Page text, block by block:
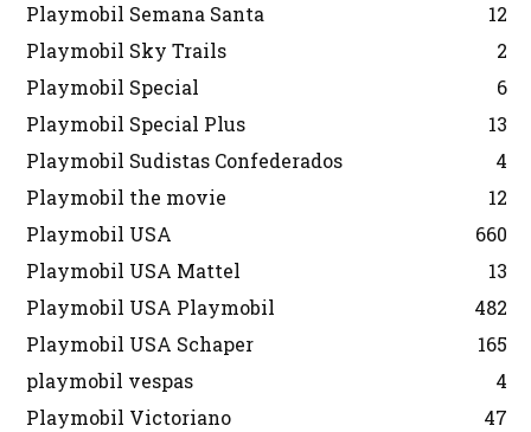
Playmobil Semana Santa
12
Playmobil Sky Trails
2
Playmobil Special
6
Playmobil Special Plus
13
Playmobil Sudistas Confederados
4
Playmobil the movie
12
Playmobil USA
660
Playmobil USA Mattel
13
Playmobil USA Playmobil
482
Playmobil USA Schaper
165
playmobil vespas
4
Playmobil Victoriano
47